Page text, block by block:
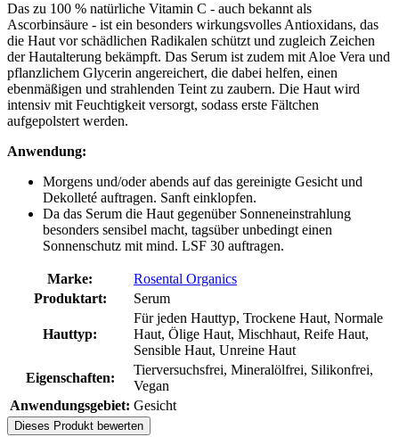
Das zu 100 % natürliche Vitamin C - auch bekannt als
Ascorbinsäure - ist ein besonders wirkungsvolles An­ti­oxi­dans, das
die Haut vor schädlichen Radikalen schützt und zugleich Zeichen
der Hautalterung bekämpft. Das Serum ist zudem mit Aloe Vera und
pflanzlichem Glycerin angereichert, die dabei helfen, einen
ebenmäßigen und strahlenden Teint zu zaubern. Die Haut wird
intensiv mit Feuchtigkeit versorgt, sodass erste Fältchen
aufgepolstert werden.
Anwendung:
Morgens und/oder abends auf das gereinigte Gesicht und
Dekolleté auftragen. Sanft einklopfen.
Da das Serum die Haut gegenüber Sonneneinstrahlung
besonders sensibel macht, tagsüber unbedingt einen
Sonnenschutz mit mind. LSF 30 auftragen.
Marke:
Rosental Organics
Produktart:
Serum
Hauttyp:
Für jeden Hauttyp, Trockene Haut, Normale
Haut, Ölige Haut, Mischhaut, Reife Haut,
Sensible Haut, Unreine Haut
Eigenschaften:
Tierversuchsfrei, Mineralölfrei, Silikonfrei,
Vegan
Anwendungsgebiet: Gesicht
Dieses Produkt bewerten